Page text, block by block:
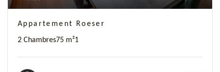
Appartement Roeser
2 Chambres75 m²1